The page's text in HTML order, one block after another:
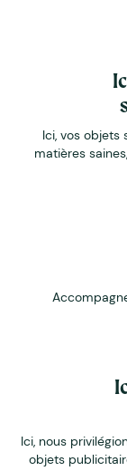
Ici, vos objets
matières
Ici, nous
objets